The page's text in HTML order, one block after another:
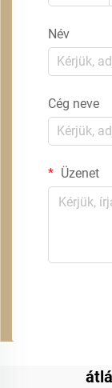
Név
Cég neve
Üzenet